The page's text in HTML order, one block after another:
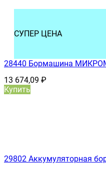
СУПЕР ЦЕНА
28440 Бормашина
13 674,09 ₽
Купить
29802 Аккумуляторная